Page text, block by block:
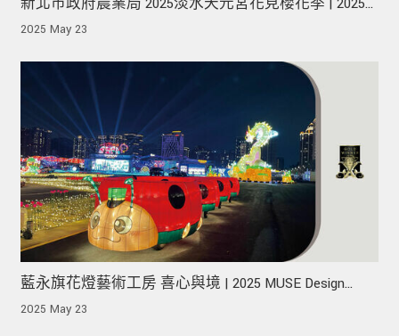
MUSE Design Awards 榮獲金獎！
2025 May 23
藍永旗花燈藝術工房 喜心與境 | 2025 MUSE Design
Awards 榮獲金獎！
2025 May 23